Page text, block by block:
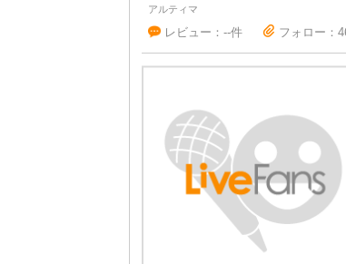
アルティマ
レビュー：--件 フォロー：